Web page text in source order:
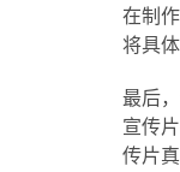
在制
将具
最后
宣传
传片